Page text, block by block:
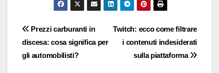
Navigazione
articoli
Twitch: ecco come filtrare
i contenuti indesiderati
sulla piattaforma
Prezzi carburanti in
discesa: cosa significa per
gli automobilisti?